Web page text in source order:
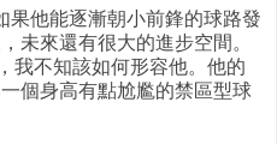
果他能逐漸朝小前鋒的球路發
未來還有很大的進步空間。
我不知該如何形容他。他的
個身高有點尬尷的禁區型球